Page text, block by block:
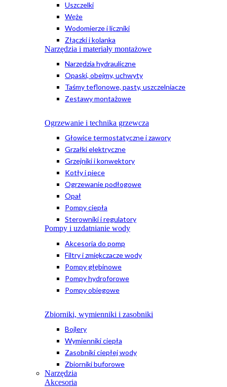
Uszczelki
Węże
Wodomierze i liczniki
Złączki i kolanka
Narzędzia i materiały montażowe
Narzędzia hydrauliczne
Opaski, obejmy, uchwyty
Taśmy teflonowe, pasty, uszczelniacze
Zestawy montażowe
Ogrzewanie i technika grzewcza
Głowice termostatyczne i zawory
Grzałki elektryczne
Grzejniki i konwektory
Kotły i piece
Ogrzewanie podłogowe
Opał
Pompy ciepła
Sterowniki i regulatory
Pompy i uzdatnianie wody
Akcesoria do pomp
Filtry i zmiękczacze wody
Pompy głębinowe
Pompy hydroforowe
Pompy obiegowe
Zbiorniki, wymienniki i zasobniki
Bojlery
Wymienniki ciepła
Zasobniki ciepłej wody
Zbiorniki buforowe
Narzędzia
Akcesoria